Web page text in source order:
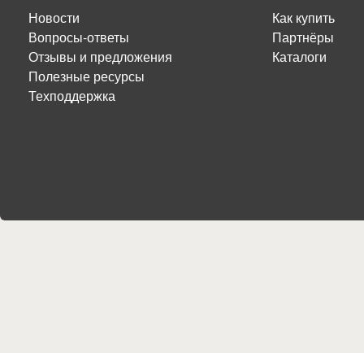
Новости
Вопросы-ответы
Отзывы и предложения
Полезные ресурсы
Техподдержка
Как купить
Партнёры
Каталоги